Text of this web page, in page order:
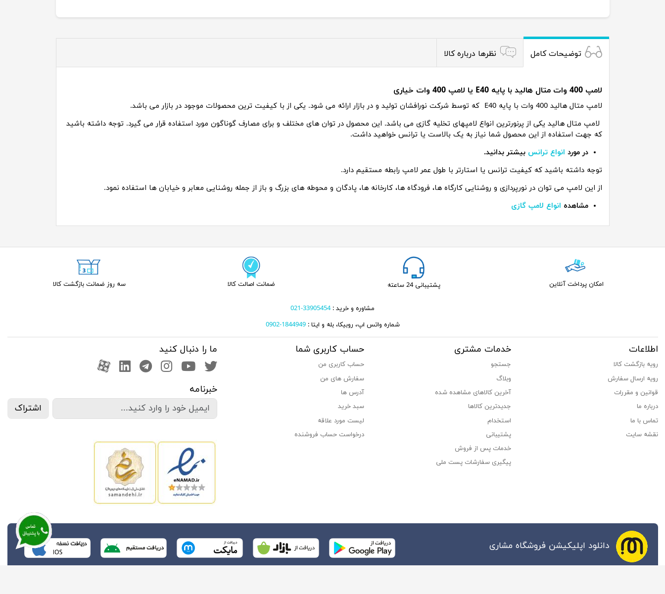
توضیحات کامل نظرها درباره کالا
لامپ 400 وات متال هالید با پایه E40 یا لامپ 400 وات خیاری
لامپ متال هالید 400 وات با پایه E40 که توسط شرکت نورافشان تولید و در بازار ارائه می شود. یکی از با کیفیت ترین محصولات موجود در بازار می باشد.
لامپ متال هالید یکی از پرنورترین انواع لامپهای تخلیه گازی می باشد. این محصول در توان های مختلف و برای مصارف گوناگون مورد استفاده قرار می گیرد. توجه داشته باشید
که جهت استفاده از این محصول شما نیاز به یک بالاست یا ترانس خواهید داشت.
در مورد انواع ترانس بیشتر بدانید.
توجه داشته باشید که کیفیت ترانس یا استارتر با طول عمر لامپ رابطه مستقیم دارد.
از این لامپ می توان در نورپردازی و روشنایی کارگاه ها، فرودگاه ها، کارخانه ها، پادگان و محوطه های بزرگ و باز از جمله روشنایی معابر و خیابان ها استفاده نمود.
مشاهده انواع لامپ گازی
امکان پرداخت آنلاین پشتیبانی 24 ساعته ضمانت اصالت کالا سه روز ضمانت بازگشت کالا
مشاوره و خرید :33905454-021
شماره واتس اپ، روبیکا، بله و ایتا : 1844949-0902
اطلاعات
رویه بازگشت کالا
رویه ارسال سفارش
قوانین و مقررات
درباره ما
تماس با ما
نقشه سایت
خدمات مشتری
جستجو
وبلاگ
آخرین کالاهای مشاهده شده
جدیدترین کالاها
استخدام
پشتیبانی
خدمات پس از فروش
پیگیری سفارشات پست ملی
حساب کاربری شما
حساب کاربری من
سفارش های من‎
آدرس ها
سبد خرید
لیست مورد علاقه
درخواست حساب فروشنده
ما را دنبال کنید
صفحه تویتر
کانال یوتوب
اینستاگرام
کانال تلگرام
کانال لینکدین
آپارات
خبرنامه
اشتراک
دانلود اپلیکیشن فروشگاه مشاری